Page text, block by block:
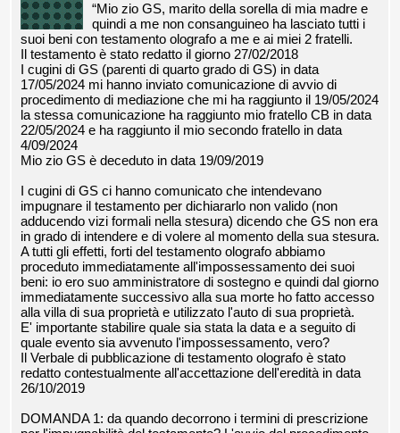
“Mio zio GS, marito della sorella di mia madre e
quindi a me non consanguineo ha lasciato tutti i
suoi beni con testamento olografo a me e ai miei 2 fratelli.
Il testamento è stato redatto il giorno 27/02/2018
I cugini di GS (parenti di quarto grado di GS) in data
17/05/2024 mi hanno inviato comunicazione di avvio di
procedimento di mediazione che mi ha raggiunto il 19/05/2024
la stessa comunicazione ha raggiunto mio fratello CB in data
22/05/2024 e ha raggiunto il mio secondo fratello in data
4/09/2024
Mio zio GS è deceduto in data 19/09/2019
I cugini di GS ci hanno comunicato che intendevano
impugnare il testamento per dichiararlo non valido (non
adducendo vizi formali nella stesura) dicendo che GS non era
in grado di intendere e di volere al momento della sua stesura.
A tutti gli effetti, forti del testamento olografo abbiamo
proceduto immediatamente all'impossessamento dei suoi
beni: io ero suo amministratore di sostegno e quindi dal giorno
immediatamente successivo alla sua morte ho fatto accesso
alla villa di sua proprietà e utilizzato l'auto di sua proprietà.
E' importante stabilire quale sia stata la data e a seguito di
quale evento sia avvenuto l'impossessamento, vero?
Il Verbale di pubblicazione di testamento olografo è stato
redatto contestualmente all'accettazione dell'eredità in data
26/10/2019
DOMANDA 1: da quando decorrono i termini di prescrizione